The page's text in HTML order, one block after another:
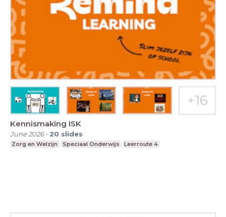
Kennismaking ISK
June 2026- 20 slides
Zorg en Welzijn Speciaal Onderwijs Leerroute 4